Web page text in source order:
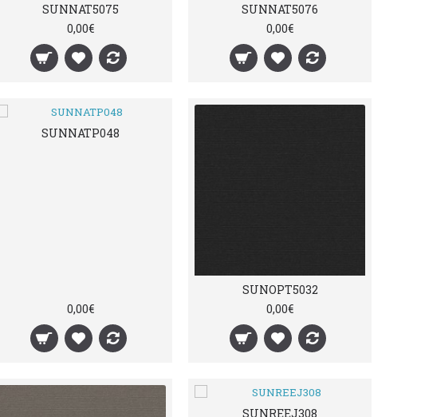
SUNNAT5075
0,00€
SUNNAT5076
0,00€
SUNNATP048
0,00€
SUNOPT5032
0,00€
SUNREEJ308